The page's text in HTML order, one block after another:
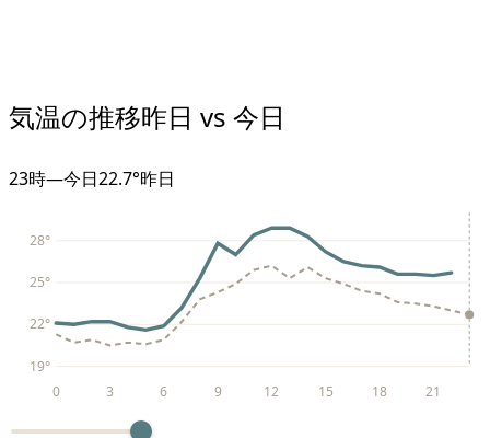
気温の推移昨日 vs 今日
23時—今日22.7°昨日
19°
22°
25°
28°
0 3 6 9 12 15 18 21